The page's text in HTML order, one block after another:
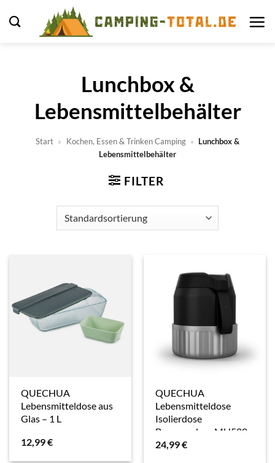
Inhalt
Lunchbox &
Lebensmittelbehälter
Start » Kochen, Essen & Trinken Camping » Lunchbox &
Lebensmittelbehälter
FILTER
QUECHUA
Lebensmitteldose aus
Glas – 1 L
12,99€
QUECHUA
Lebensmitteldose
Isolierdose
Bergwandern MH500
Edelstahl 0,8l schwarz
24,99€